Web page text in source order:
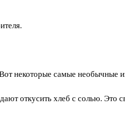
некоторые самые необычные
откусить хлеб с солью. Это